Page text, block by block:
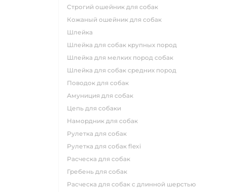
строгий ошейник для собак
кожаный ошейник для собак
шлейка
шлейка для собак крупных пород
шлейка для мелких пород собак
шлейка для собак средних пород
поводок для собак
амуниция для собак
цепь для собаки
намордник для собак
рулетка для собак
рулетка для собак flexi
расческа для собак
гребень для собак
расческа для собак с длинной шерстью